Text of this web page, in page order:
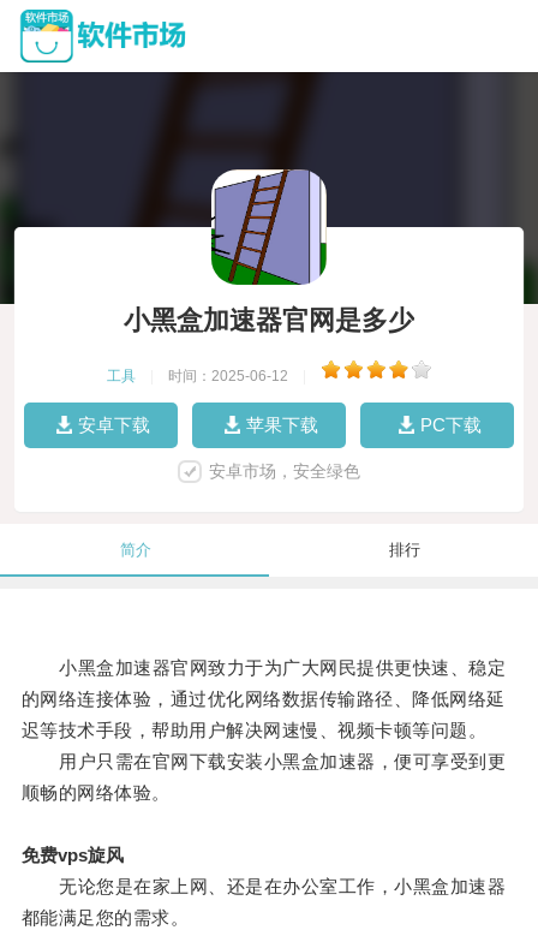
小黑盒加速器官网是多少
工具 时间：2025-06-12
安卓下载 苹果下载 PC下载
安卓市场，安全绿色
简介 排行
小黑盒加速器官网致力于为广大网民提供更快速、稳定
的网络连接体验，通过优化网络数据传输路径、降低网络延
迟等技术手段，帮助用户解决网速慢、视频卡顿等问题。
用户只需在官网下载安装小黑盒加速器，便可享受到更
顺畅的网络体验。
免费vps旋风
无论您是在家上网、还是在办公室工作，小黑盒加速器
都能满足您的需求。